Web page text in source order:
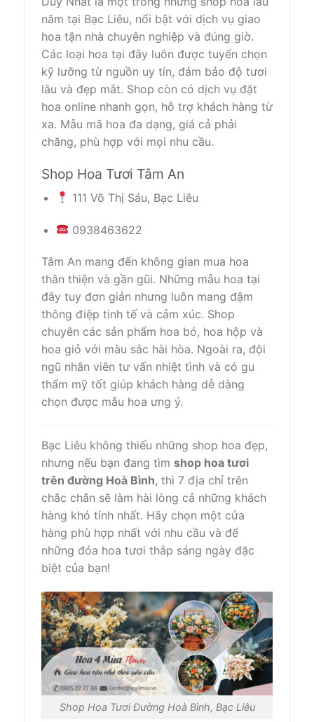
năm tại Bạc Liêu, nổi bật với dịch vụ giao
hoa tận nhà chuyên nghiệp và đúng giờ.
Các loại hoa tại đây luôn được tuyển chọn
kỹ lưỡng từ nguồn uy tín, đảm bảo độ tươi
lâu và đẹp mắt. Shop còn có dịch vụ đặt
hoa online nhanh gọn, hỗ trợ khách hàng từ
xa. Mẫu mã hoa đa dạng, giá cả phải
chăng, phù hợp với mọi nhu cầu.
Shop Hoa Tươi Tâm An
111 Võ Thị Sáu, Bạc Liêu
0938463622
Tâm An mang đến không gian mua hoa
thân thiện và gần gũi. Những mẫu hoa tại
đây tuy đơn giản nhưng luôn mang đậm
thông điệp tinh tế và cảm xúc. Shop
chuyên các sản phẩm hoa bó, hoa hộp và
hoa giỏ với màu sắc hài hòa. Ngoài ra, đội
ngũ nhân viên tư vấn nhiệt tình và có gu
thẩm mỹ tốt giúp khách hàng dễ dàng
chọn được mẫu hoa ưng ý.
Bạc Liêu không thiếu những shop hoa đẹp,
nhưng nếu bạn đang tìm shop hoa tươi
trên đường Hoà Bình, thì 7 địa chỉ trên
chắc chắn sẽ làm hài lòng cả những khách
hàng khó tính nhất. Hãy chọn một cửa
hàng phù hợp nhất với nhu cầu và để
những đóa hoa tươi thắp sáng ngày đặc
biệt của bạn!
Shop Hoa Tươi Đường Hoà Bình, Bạc Liêu